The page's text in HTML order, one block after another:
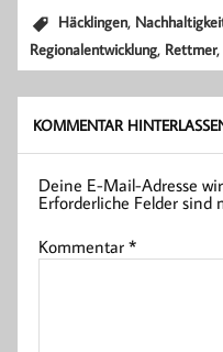
Häcklingen,
Regionalentwicklung, Rettmer
KOMMENTAR
Deine E-Mail-Adresse
Erforderliche Felder sind
Kommentar*